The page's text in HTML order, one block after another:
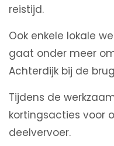
reistijd.
Ook enkele lokale
gaat onder meer
Achterdijk bij de
Tijdens de
kortingsacties voor
deelvervoer.